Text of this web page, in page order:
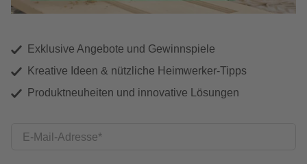
Exklusive Angebote und Gewinnspiele
Kreative Ideen & nützliche Heimwerker-Tipps
Produktneuheiten und innovative Lösungen
E-Mail-Adresse